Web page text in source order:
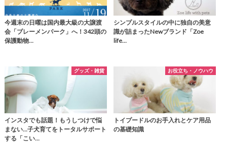
今週末の日曜は国内最大級の大譲渡
会「ブレーメンパーク」へ！342頭の
保護動物…
シンプルスタイルの中に独自の美意
識が詰まったNewブランド「Zoe
life…
グッズ・雑貨
インスタでも話題！もうしつけで悩
まない…子犬育てをトータルサポート
する「こい…
お役立ち・ノウハウ
トイプードルのお手入れとケア用品
の基礎知識